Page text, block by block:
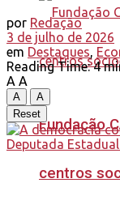
Fundação
centros
por Redação
3 de julho de 2026
em Destaques,
Reading Time: 4
A A
A
A
Reset